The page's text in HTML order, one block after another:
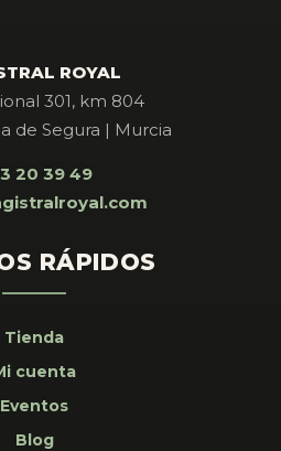
ROYAL
301, km 804
de Segura | Murcia
20 39 49
RÁPIDOS
Tienda
cuenta
Eventos
Blog